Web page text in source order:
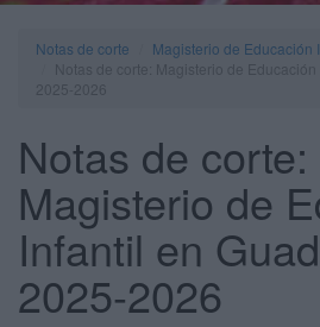
Notas de corte
Magisterio de Educación
Notas de corte:
Magisterio de
Infantil en
2025-2026